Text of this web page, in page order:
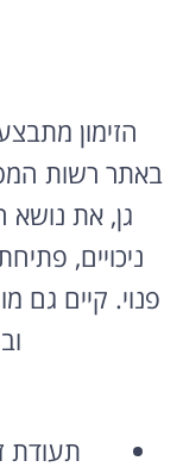
הזימון
באתר רשות
גן, את נושא
ניכויים,
פנוי. קיים גם
תעודת